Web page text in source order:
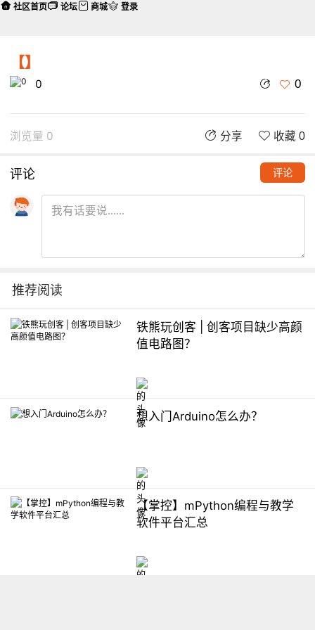
【】
0 0
浏览量 0 分享 收藏 0
评论 评论
推荐阅读
铁熊玩创客 | 创客项目缺少高颜
值电路图？
想入门Arduino怎么办？
【掌控】mPython编程与教学
软件平台汇总
社区首页 论坛 商城 登录